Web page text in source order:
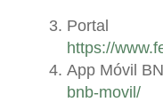
https://
App Móvil
bnb-movil/